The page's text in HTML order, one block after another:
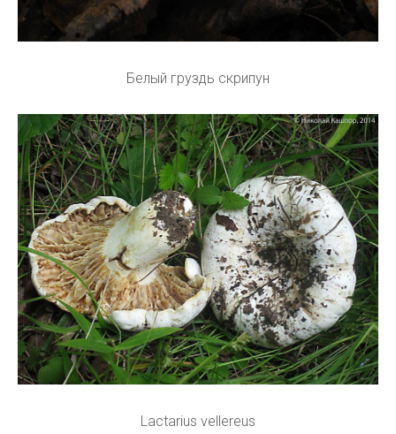
Белый груздь скрипун
Lactarius vellereus